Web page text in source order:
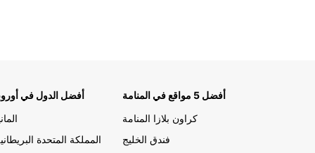
أفضل الدول في
المملكة المتحدة
أفضل 5 مواقع في المنامة
كراون بلازا المنامة
فندق الخليج